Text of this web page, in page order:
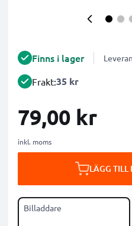
Finns i lager
Frakt:35 kr
79,00 kr
inkl. moms
LÄGG TILL
Billaddare